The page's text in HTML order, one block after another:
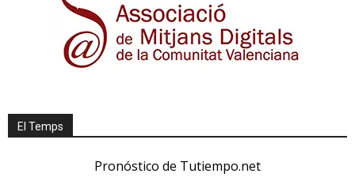
El Temps
Pronóstico de Tutiempo.net